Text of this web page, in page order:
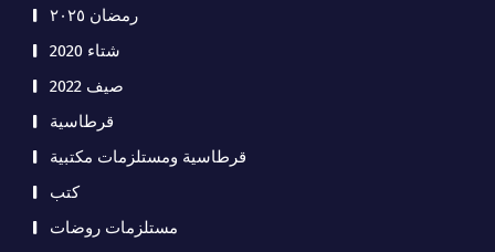
رمضان ٢٠٢٥
شتاء 2020
صيف 2022
قرطاسية
قرطاسية ومستلزمات مكتبية
كتب
مستلزمات روضات